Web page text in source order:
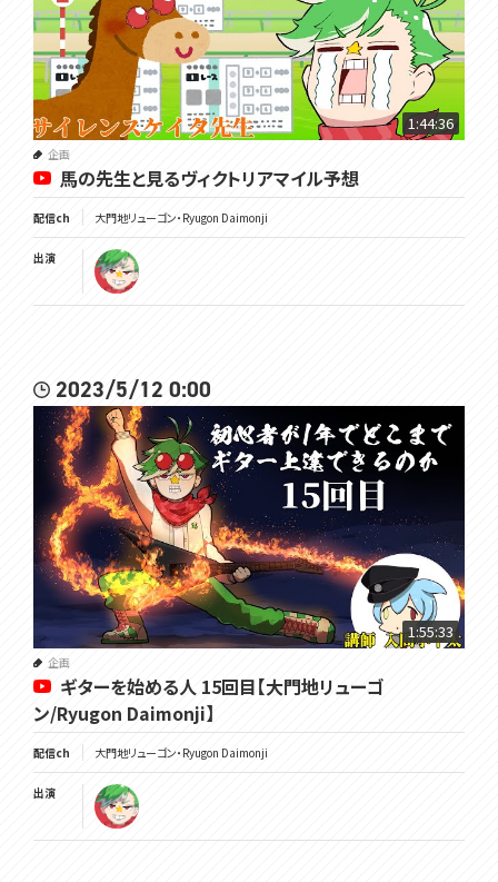
1:44:36
企画
馬の先生と見るヴィクトリアマイル予想
配信ch 大門地リューゴン・Ryugon Daimonji
出演
2023/5/12 0:00
1:55:33
企画
ギターを始める人 15回目【大門地リューゴ
ン/Ryugon Daimonji】
配信ch 大門地リューゴン・Ryugon Daimonji
出演